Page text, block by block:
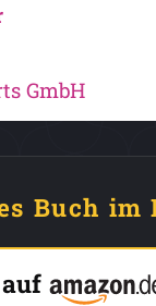
GmbH
Buch im